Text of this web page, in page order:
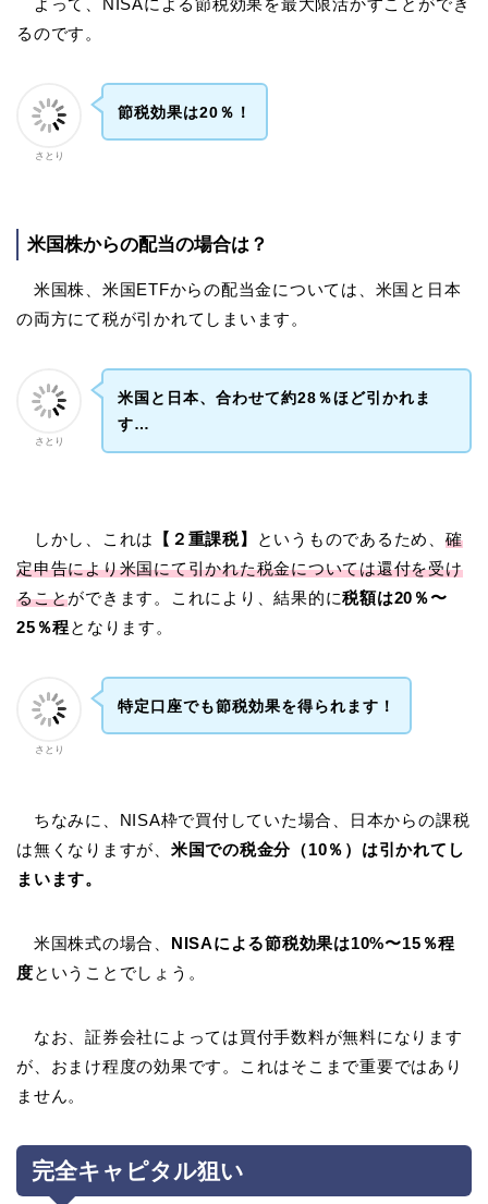
るのです。
さとり
節税効果は20％！
米国株からの配当の場合は？
米国株、米国ETFからの配当金については、米国と日本
の両方にて税が引かれてしまいます。
さとり
米国と日本、合わせて約28％ほど引かれま
す…
しかし、これは 【２重課税】 というものであるため、確
定申告により米国にて引かれた税金については還付を受け
ることができます。これにより、結果的に税額は20％〜
25％程となります。
さとり
特定口座でも節税効果を得られます！
ちなみに、NISA枠で買付していた場合、日本からの課税
は無くなりますが、 米国での税金分（10％）は引かれてし
まいます。
米国株式の場合、 NISAによる節税効果は10%〜15％程
度ということでしょう。
なお、証券会社によっては買付手数料が無料になります
が、おまけ程度の効果です。これはそこまで重要ではあり
ません。
完全キャピタル狙い